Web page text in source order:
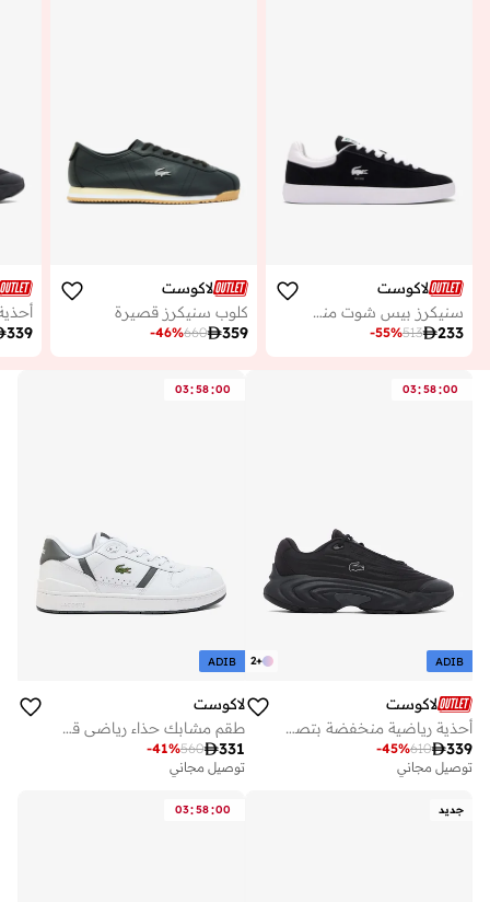
لاكوست
سنيكرز بيس شوت منخفضة
233
513
-55%
لاكوست
كلوب سنيكرز قصيرة
359
660
-46%
339
03:58:00
+
2 ADIB
لاكوست
أحذية رياضية منخفضة بتصميم عصري
339
610
-45%
توصيل مجاني
03:58:00
ADIB
لاكوست
طقم مشابك حذاء رياضي قصير
331
560
-41%
توصيل مجاني
جديد 03:58:00